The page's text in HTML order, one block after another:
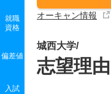
オーキャン情報
就職
資格
偏差値
入試
城西大学/
志望理由